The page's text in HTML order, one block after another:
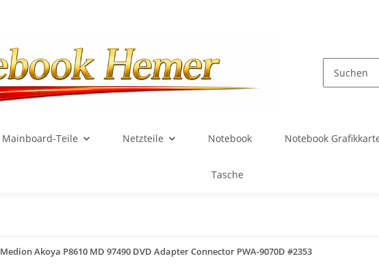
Mainboard-Teile Netzteile Notebook Notebook
Tasche
Medion Akoya P8610 MD 97490 DVD Adapter Connector PWA-9070D #2353